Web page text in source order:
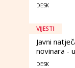
DESK
VIJESTI
Javni
novinara -
DESK